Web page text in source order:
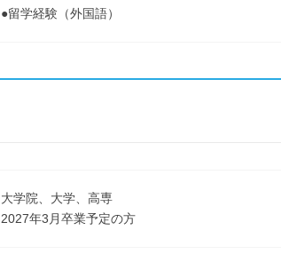
●留学経験（外国語）
大学院、大学、高専
2027年3月卒業予定の方